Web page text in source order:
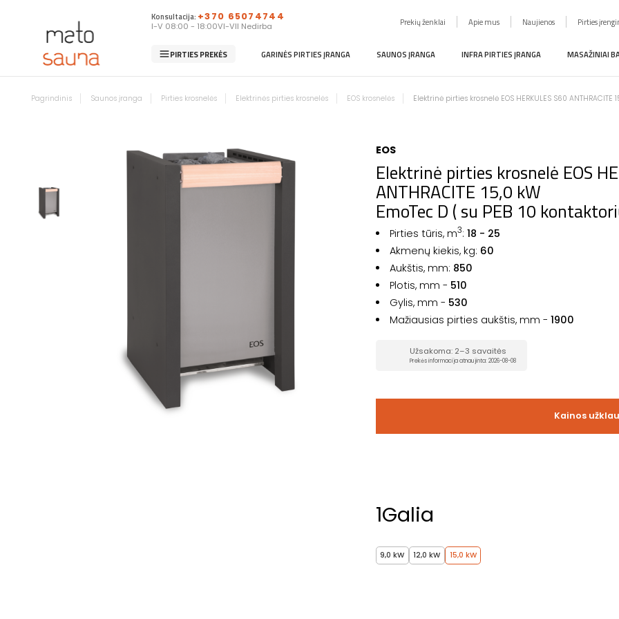
Konsultacija: +370 65074744
I-V 08:00 - 18:00VI-VII Nedirba Prekių ženklai Apie mus Naujienos Pirties
PIRTIES PREKĖS GARINĖS PIRTIES ĮRANGA SAUNOS ĮRANGA INFRA PIRTIES ĮRANGA MASAŽINIAI
Pagrindinis Saunos įranga Pirties krosnelės Elektrinės pirties krosnelės EOS krosnelės Elektrinė pirties krosnelė EOS HERKULES S60
EOS
Elektrinė pirties krosnelė EOS
ANTHRACITE 15,0 kW
EmoTec D ( su PEB 10
Pirties tūris, m3: 18 - 25
Akmenų kiekis, kg: 60
Aukštis, mm: 850
Plotis, mm - 510
Gylis, mm - 530
Mažiausias pirties aukštis, mm - 1900
Užsakoma: 2–3 savaitės
Prekės informacija atnaujinta: 2026-08-08
Kainos
1Galia
9,0 kW 12,0 kW 15,0 kW